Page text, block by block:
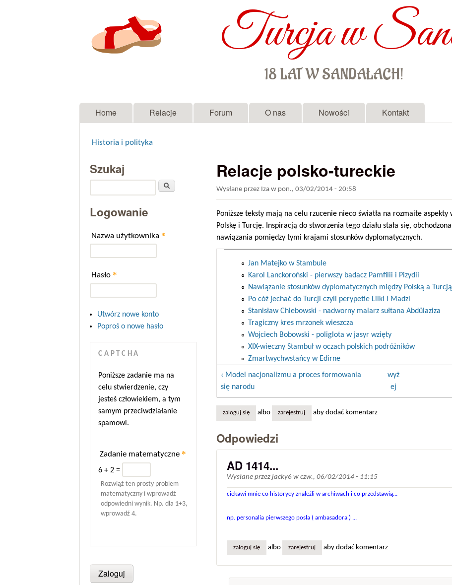
Turcja w
18 LAT W SANDAŁACH!
Menu główne
Home Relacje Forum O nas Nowości Kontakt
Historia i polityka
Relacje polsko-tureckie
Wysłane przez Iza w pon., 03/02/2014 - 20:58
Poniższe teksty mają na celu rzucenie nieco światła na rozmaite
Polskę i Turcję. Inspiracją do stworzenia tego działu stała się,
nawiązania pomiędzy tymi krajami stosunków dyplomatycznych.
Jan Matejko w Stambule
Karol Lanckoroński - pierwszy badacz Pamfilii i Pizydii
Nawiązanie stosunków dyplomatycznych między Polską a Turcją
Po cóż jechać do Turcji czyli perypetie Lilki i Madzi
Stanisław Chlebowski - nadworny malarz sułtana Abdülaziza
Tragiczny kres mrzonek wieszcza
Wojciech Bobowski - poliglota w jasyr wzięty
XIX-wieczny Stambuł w oczach polskich podróżników
Zmartwychwstańcy w Edirne
‹ Model nacjonalizmu a proces formowania
się narodu
wyż
ej
zaloguj się albo zarejestruj aby dodać komentarz
Odpowiedzi
AD 1414...
Wysłane przezjacky6 wczw., 06/02/2014 - 11:15
ciekawi mnie co historycy znaleźli w archiwach i co przedstawią...
np. personalia pierwszego posla ( ambasadora ) ...
zaloguj się albo zarejestruj aby dodać komentarz
Szukaj
Logowanie
Nazwa użytkownika *
Hasło *
Utwórz nowe konto
Poproś o nowe hasło
CAPTCHA
Poniższe zadanie ma na
celu stwierdzenie, czy
jesteś człowiekiem, a tym
samym przeciwdziałanie
spamowi.
Zadanie matematyczne *
6 + 2 =
Rozwiąż ten prosty problem
matematyczny i wprowadź
odpowiedni wynik. Np. dla 1+3,
wprowadź 4.